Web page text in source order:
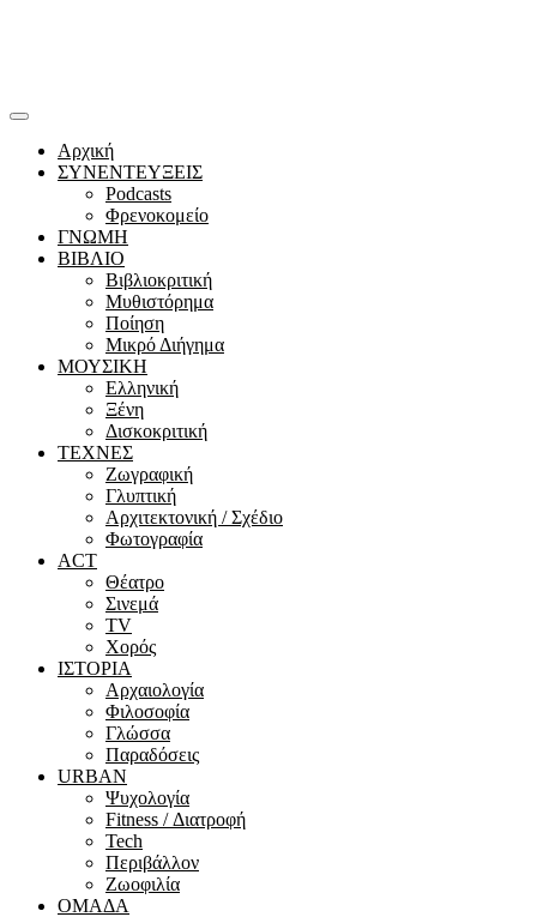
Αρχική
ΣΥΝΕΝΤΕΥΞΕΙΣ
Podcasts
Φρενοκομείο
ΓΝΩΜΗ
ΒΙΒΛΙΟ
Βιβλιοκριτική
Μυθιστόρημα
Ποίηση
Μικρό Διήγημα
ΜΟΥΣΙΚΗ
Ελληνική
Ξένη
Δισκοκριτική
ΤΕΧΝΕΣ
Ζωγραφική
Γλυπτική
Αρχιτεκτονική / Σχέδιο
Φωτογραφία
ACT
Θέατρο
Σινεμά
ΤV
Χορός
ΙΣΤΟΡΙΑ
Αρχαιολογία
Φιλοσοφία
Γλώσσα
Παραδόσεις
URBAN
Ψυχολογία
Fitness / Διατροφή
Tech
Περιβάλλον
Ζωοφιλία
ΟΜΑΔΑ